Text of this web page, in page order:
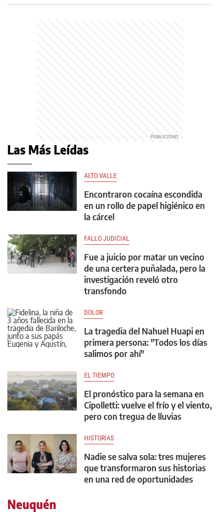
Las Más Leídas
ALTO VALLE
Encontraron cocaína escondida
en un rollo de papel higiénico en
la cárcel
FALLO JUDICIAL
Fue a juicio por matar un vecino
de una certera puñalada, pero la
investigación reveló otro
transfondo
DOLOR
La tragedia del Nahuel Huapi en
primera persona: "Todos los días
salimos por ahí"
EL TIEMPO
El pronóstico para la semana en
Cipolletti: vuelve el frío y el viento,
pero con tregua de lluvias
HISTORIAS
Nadie se salva sola: tres mujeres
que transformaron sus historias
en una red de oportunidades
Neuquén